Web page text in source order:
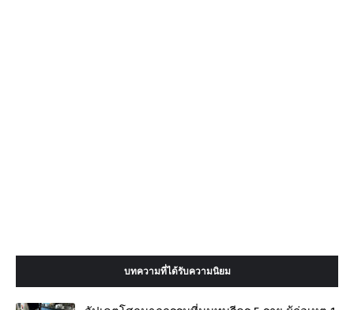
บทความที่ได้รับความนิยม